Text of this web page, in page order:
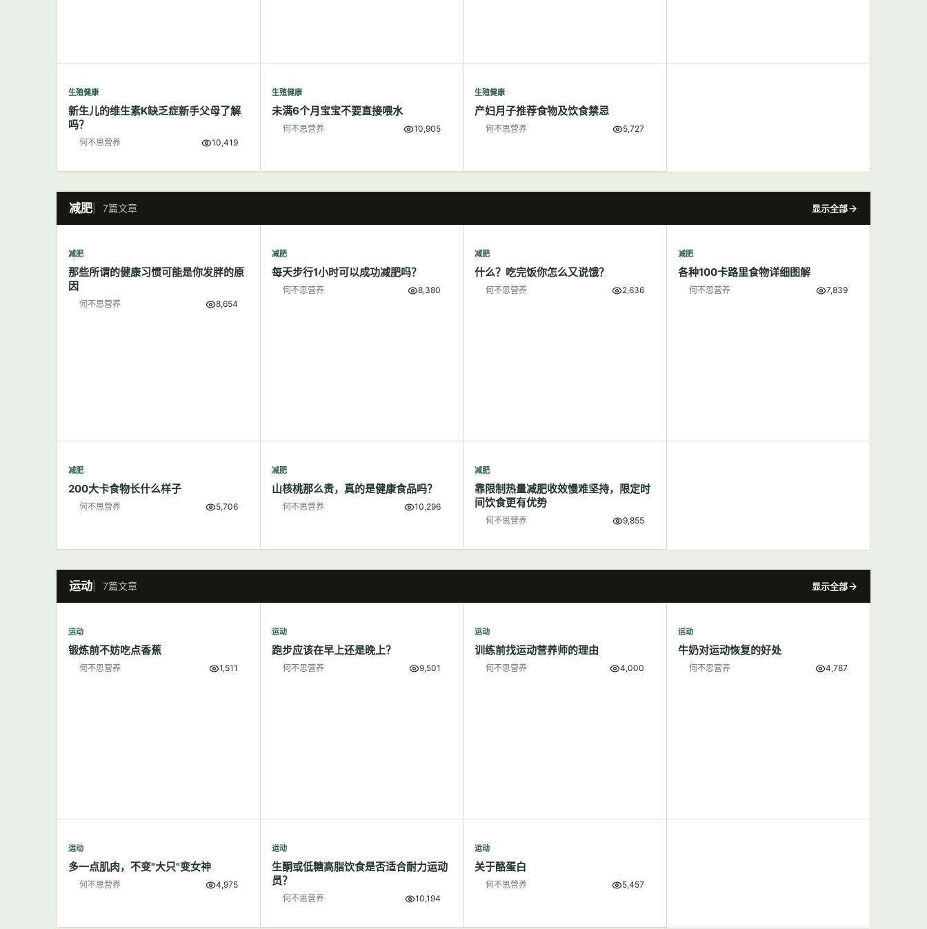
生殖健康
新生儿的维生素K缺乏症新手父母了解
吗？
何不思营养 10,419
生殖健康
未满6个月宝宝不要直接喂水
何不思营养 10,905
生殖健康
产妇月子推荐食物及饮食禁忌
何不思营养 5,727
减肥 7篇文章 显示全部
减肥
那些所谓的健康习惯可能是你发胖的原
因
何不思营养 8,654
减肥
每天步行1小时可以成功减肥吗？
何不思营养 8,380
减肥
什么？吃完饭你怎么又说饿？
何不思营养 2,636
减肥
各种100卡路里食物详细图解
何不思营养 7,839
减肥
200大卡食物长什么样子
何不思营养 5,706
减肥
山核桃那么贵，真的是健康食品吗？
何不思营养 10,296
减肥
靠限制热量减肥收效慢难坚持，限定时
间饮食更有优势
何不思营养 9,855
运动 7篇文章 显示全部
运动
锻炼前不妨吃点香蕉
何不思营养 1,511
运动
跑步应该在早上还是晚上？
何不思营养 9,501
运动
训练前找运动营养师的理由
何不思营养 4,000
运动
牛奶对运动恢复的好处
何不思营养 4,787
运动
多一点肌肉，不变"大只"变女神
何不思营养 4,975
运动
生酮或低糖高脂饮食是否适合耐力运动
员？
何不思营养 10,194
运动
关于酪蛋白
何不思营养 5,457